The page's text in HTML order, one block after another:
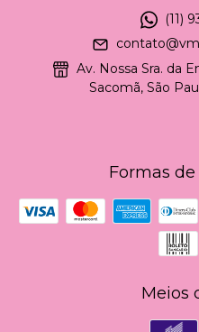
(11)
Av. Nossa Sra. da
Sacomã, São
Formas
Meios